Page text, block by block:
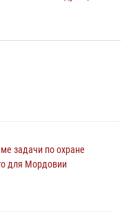
задачи по охране
для Мордовии